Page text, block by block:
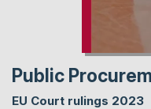
Public
EU Court rulings 2023